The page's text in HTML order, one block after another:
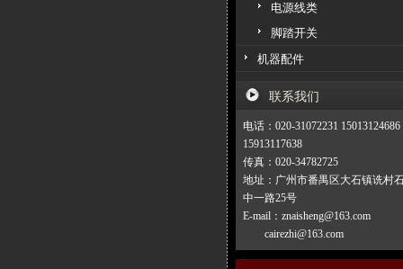
电源线类
脚踏开关
机器配件
联系我们
电话：020-31072231 15013124686
15913117638
传真：020-34782725
地址：广州市番禺区大石镇诜村
中一路25号
E-mail：znaisheng@163.com
cairezhi@163.com